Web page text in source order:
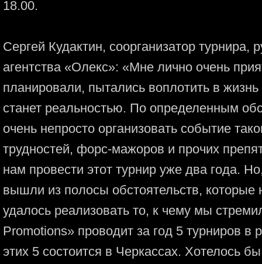
18.00.
Сергей Кудактин, соорганизатор турнира,
агентства «Олекс»: «Мне лично очень
планировали, пытались воплотить в
станет реальностью. По определенным
очень непросто организовать событие
трудностей, форс-мажоров и прочих
нам провести этот турнир уже два года.
вышли из полосы обстоятельств,
удалось реализовать то, к чему мы
Promotions» проводит за год 5 турниров в
этих 5 состоится в Черкассах. Хотелось